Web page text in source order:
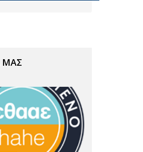
ΜΑΣ